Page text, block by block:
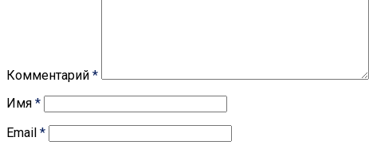
Комментарий *
Имя *
Email *